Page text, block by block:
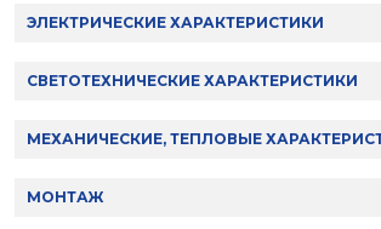
ЭЛЕКТРИЧЕСКИЕ ХАРАКТЕРИСТИКИ
СВЕТОТЕХНИЧЕСКИЕ ХАРАКТЕРИСТИКИ
МЕХАНИЧЕСКИЕ, ТЕПЛОВЫЕ
МОНТАЖ